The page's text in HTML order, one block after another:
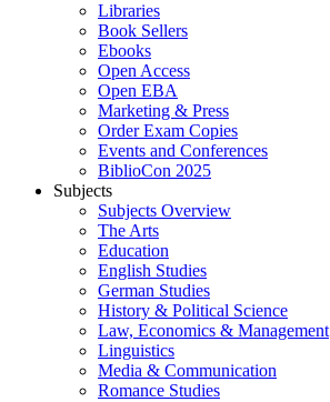
Libraries
Book Sellers
Ebooks
Open Access
Open EBA
Marketing & Press
Order Exam Copies
Events and Conferences
BiblioCon 2025
Subjects
Subjects Overview
The Arts
Education
English Studies
German Studies
History & Political Science
Law, Economics & Management
Linguistics
Media & Communication
Romance Studies